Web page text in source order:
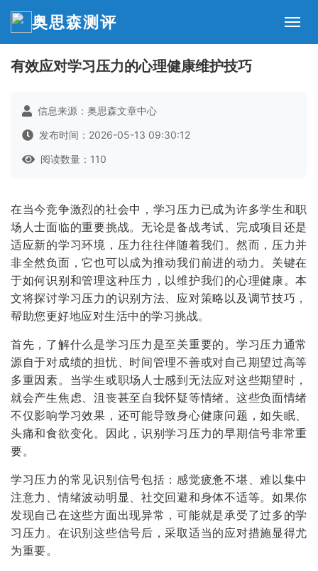
奥思森测评
有效应对学习压力的心理健康维护技巧
信息来源：奥思森文章中心
发布时间：2026-05-13 09:30:12
阅读数量：110
在当今竞争激烈的社会中，学习压力已成为许多学生和职
场人士面临的重要挑战。无论是备战考试、完成项目还是
适应新的学习环境，压力往往伴随着我们。然而，压力并
非全然负面，它也可以成为推动我们前进的动力。关键在
于如何识别和管理这种压力，以维护我们的心理健康。本
文将探讨学习压力的识别方法、应对策略以及调节技巧，
帮助您更好地应对生活中的学习挑战。
首先，了解什么是学习压力是至关重要的。学习压力通常
源自于对成绩的担忧、时间管理不善或对自己期望过高等
多重因素。当学生或职场人士感到无法应对这些期望时，
就会产生焦虑、沮丧甚至自我怀疑等情绪。这些负面情绪
不仅影响学习效果，还可能导致身心健康问题，如失眠、
头痛和食欲变化。因此，识别学习压力的早期信号非常重
要。
学习压力的常见识别信号包括：感觉疲惫不堪、难以集中
注意力、情绪波动明显、社交回避和身体不适等。如果你
发现自己在这些方面出现异常，可能就是承受了过多的学
习压力。在识别这些信号后，采取适当的应对措施显得尤
为重要。